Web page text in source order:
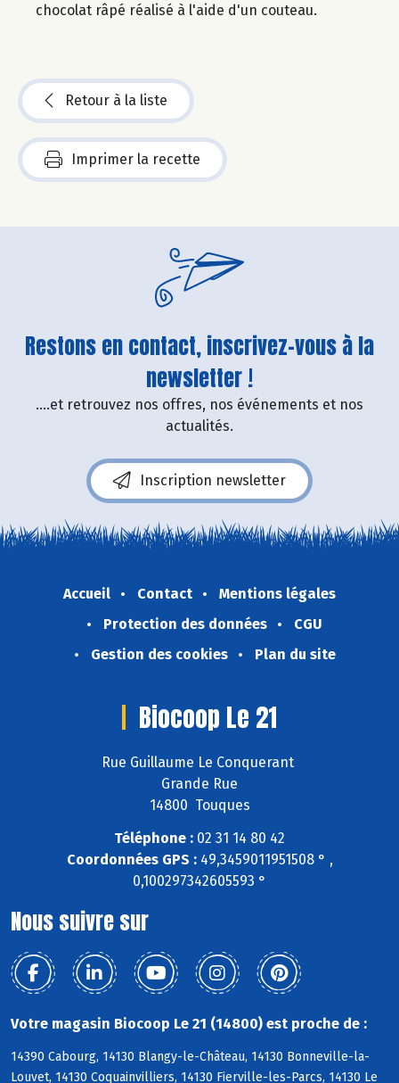
chocolat râpé réalisé à l'aide d'un couteau.
Retour à la liste
Imprimer la recette
Restons en contact, inscrivez-vous à la
newsletter !
....et retrouvez nos offres, nos événements et nos
actualités.
Inscription newsletter
Accueil Contact
Mentions légales
Protection des données
CGU
Gestion des cookies
Plan du site
Biocoop Le 21
Rue Guillaume Le Conquerant
Grande Rue
14800 Touques
Téléphone : 02 31 14 80 42
Coordonnées GPS :49,3459011951508 ° ,
0,100297342605593 °
Nous suivre sur
Votre magasin Biocoop Le 21 (14800) est proche de :
14390 Cabourg, 14130 Blangy-le-Château, 14130 Bonneville-la-
Louvet, 14130 Coquainvilliers, 14130 Fierville-les-Parcs, 14130 Le